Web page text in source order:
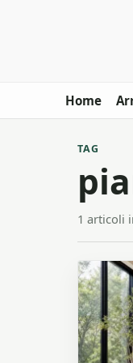
Home
TAG
1 articoli